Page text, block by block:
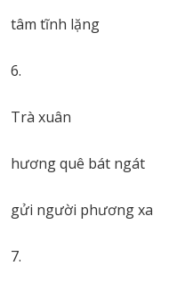
tâm tĩnh lặng
6.
Trà xuân
hương quê bát ngát
gửi người phương xa
7.